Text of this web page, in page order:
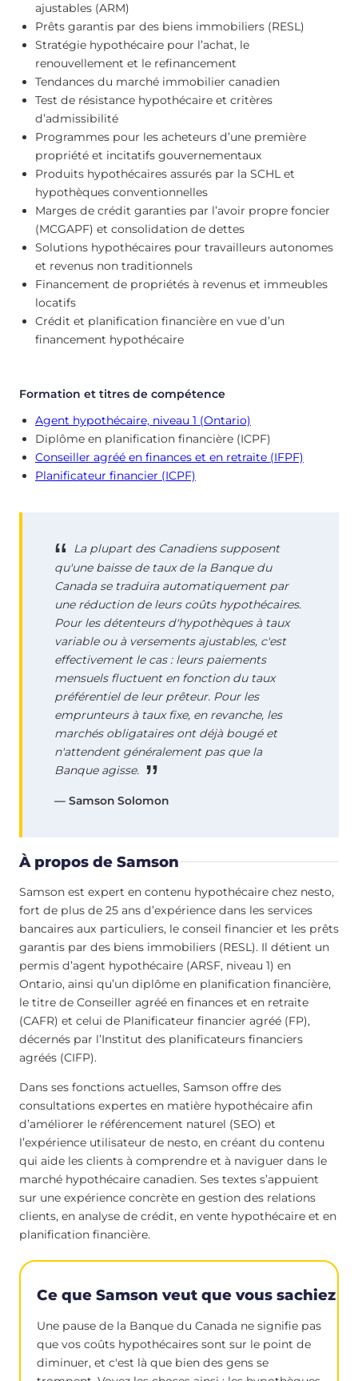
ajustables (ARM)
Prêts garantis par des biens immobiliers (RESL)
Stratégie hypothécaire pour l’achat, le
renouvellement et le refinancement
Tendances du marché immobilier canadien
Test de résistance hypothécaire et critères
d’admissibilité
Programmes pour les acheteurs d’une première
propriété et incitatifs gouvernementaux
Produits hypothécaires assurés par la SCHL et
hypothèques conventionnelles
Marges de crédit garanties par l’avoir propre foncier
(MCGAPF) et consolidation de dettes
Solutions hypothécaires pour travailleurs autonomes
et revenus non traditionnels
Financement de propriétés à revenus et immeubles
locatifs
Crédit et planification financière en vue d’un
financement hypothécaire
Formation et titres de compétence
Agent hypothécaire, niveau 1 (Ontario)
Diplôme en planification financière (ICPF)
Conseiller agréé en finances et en retraite (IFPF)
Planificateur financier (ICPF)
La plupart des Canadiens supposent
qu'une baisse de taux de la Banque du
Canada se traduira automatiquement par
une réduction de leurs coûts hypothécaires.
Pour les détenteurs d'hypothèques à taux
variable ou à versements ajustables, c'est
effectivement le cas : leurs paiements
mensuels fluctuent en fonction du taux
préférentiel de leur prêteur. Pour les
emprunteurs à taux fixe, en revanche, les
marchés obligataires ont déjà bougé et
n'attendent généralement pas que la
Banque agisse.
— Samson Solomon
À propos de Samson
Samson est expert en contenu hypothécaire chez nesto,
fort de plus de 25 ans d’expérience dans les services
bancaires aux particuliers, le conseil financier et les prêts
garantis par des biens immobiliers (RESL). Il détient un
permis d’agent hypothécaire (ARSF, niveau 1) en
Ontario, ainsi qu’un diplôme en planification financière,
le titre de Conseiller agréé en finances et en retraite
(CAFR) et celui de Planificateur financier agréé (FP),
décernés par l’Institut des planificateurs financiers
agréés (CIFP).
Dans ses fonctions actuelles, Samson offre des
consultations expertes en matière hypothécaire afin
d’améliorer le référencement naturel (SEO) et
l’expérience utilisateur de nesto, en créant du contenu
qui aide les clients à comprendre et à naviguer dans le
marché hypothécaire canadien. Ses textes s’appuient
sur une expérience concrète en gestion des relations
clients, en analyse de crédit, en vente hypothécaire et en
planification financière.
Ce que Samson veut que vous sachiez
Une pause de la Banque du Canada ne signifie pas
que vos coûts hypothécaires sont sur le point de
diminuer, et c'est là que bien des gens se